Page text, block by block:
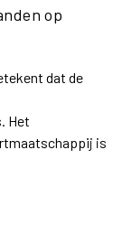
op
dat de
Het
is